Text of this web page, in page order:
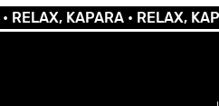
KAPARA •RELAX, KAPARA